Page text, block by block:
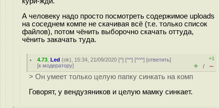
А человеку надо просто посмотреть содержимое uploads
на соседнем компе не скачивая всё (т.е. только список
файлов), потом чёнить выборочно скачать оттуда,
чёнить закачать туда.
4.73 ,Led (ok), 15:34, 21/09/2020 [^] [^^] [^^^] [ответить]
[к модератору]
+1
+ / –
> Он умеет только целую папку синкать на комп
Говорят, у вендузяников и целую мамку синкает.